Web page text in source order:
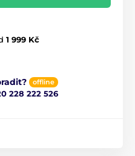
1 999 Kč
offline
228 222 526